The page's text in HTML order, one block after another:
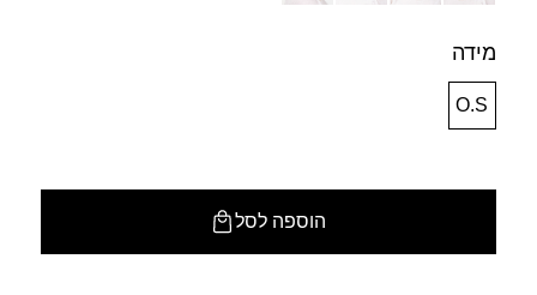
מידה
O.S
הוספה לסל